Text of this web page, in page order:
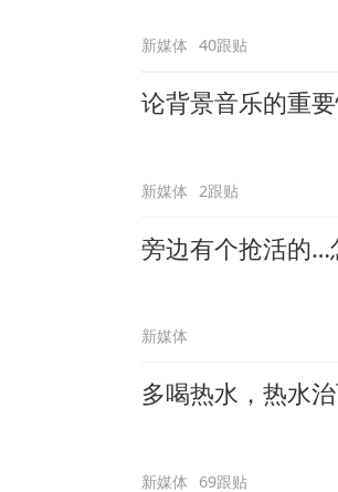
新媒体 40跟贴
论背景音乐的重要
新媒体 2跟贴
旁边有个抢活的…
新媒体
多喝热水，热水治
新媒体 69跟贴